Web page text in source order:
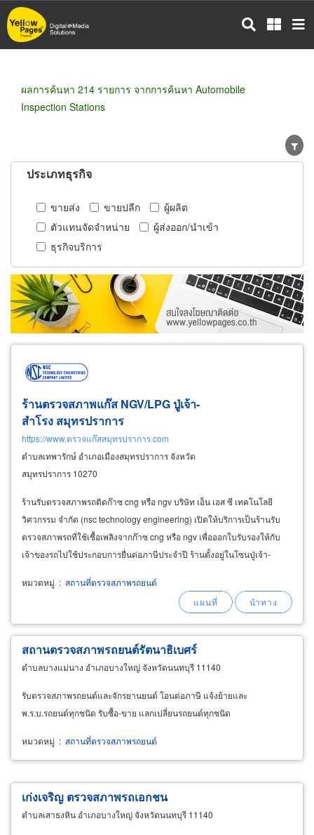
ข้าม
ไป
ผลการค้นหา 214 รายการ จากการค้นหา Automobile
Inspection Stations
ประเภทธุรกิจ
ขายส่ง ขายปลีก
ผู้ผลิต
ตัวแทนจัดจำหน่าย
ผู้ส่งออก/นำเข้า
ธุรกิจบริการ
ร้านตรวจสภาพแก๊ส NGV/LPG ปู่เจ้า-
สำโรง สมุทรปราการ
https://www.ตรวจแก๊สสมุทรปราการ.com
ตำบลเทพารักษ์ อำเภอเมืองสมุทรปราการ จังหวัด
สมุทรปราการ 10270
ร้านรับตรวจสภาพรถติดก๊าซ cng หรือ ngv บริษัท เอ็น เอส ซี เทคโนโลยี
วิศวกรรม จำกัด (nsc technology engineering) เปิดให้บริการเป็นร้านรับ
ตรวจสภาพรถที่ใช้เชื้อเพลิงจากก๊าซ cng หรือ ngv เพื่อออกใบรับรองให้กับ
เจ้าของรถไปใช้ประกอบการยื่นต่อภาษีประจำปี ร้านตั้งอยู่ในโซนปู่เจ้า-
หมวดหมู่ : สถานที่ตรวจสภาพรถยนต์
สถานตรวจสภาพรถยนต์รัตนาธิเบศร์
ตำบลบางแม่นาง อำเภอบางใหญ่ จังหวัดนนทบุรี 11140
รับตรวจสภาพรถยนต์และจักรยานยนต์ โอนต่อภาษี แจ้งย้ายและ
พ.ร.บ.รถยนต์ทุกชนิด รับซื้อ-ขาย แลกเปลี่ยนรถยนต์ทุกชนิด
หมวดหมู่ : สถานที่ตรวจสภาพรถยนต์
เก่งเจริญ ตรวจสภาพรถเอกชน
ตำบลเสาธงหิน อำเภอบางใหญ่ จังหวัดนนทบุรี 11140